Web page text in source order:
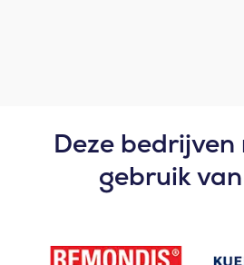
Deze bedrijven
gebruik